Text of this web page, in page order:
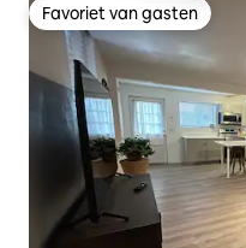
Favoriet van gasten
Favoriet van gasten